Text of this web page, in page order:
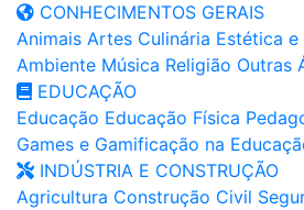
CONHECIMENTOS GERAIS
Animais Artes Culinária Estética e
Ambiente Música Religião Outras
EDUCAÇÃO
Educação Educação Física
Games e Gamificação na
INDÚSTRIA E CONSTRUÇÃO
Agricultura Construção Civil